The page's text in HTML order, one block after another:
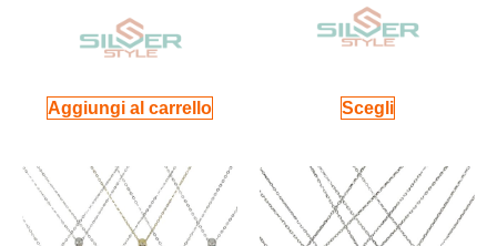
Aggiungi al carrello Scegli